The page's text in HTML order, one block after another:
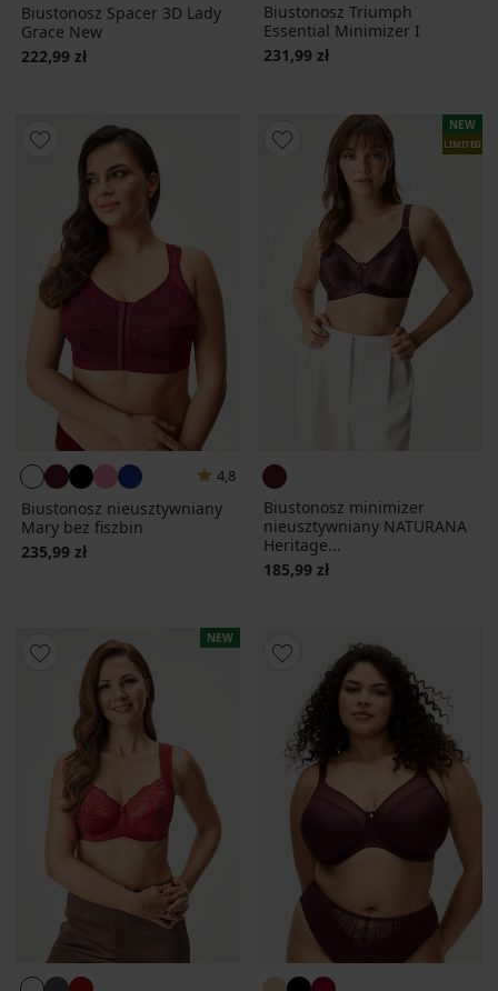
Biustonosz Spacer 3D Lady
Grace New
222,99 zł
Biustonosz Triumph
Essential Minimizer I
231,99 zł
4,8
Biustonosz nieusztywniany
Mary bez fiszbin
235,99 zł
NEW
LIMITED
Biustonosz minimizer
nieusztywniany NATURANA
Heritage...
185,99 zł
NEW